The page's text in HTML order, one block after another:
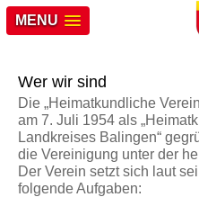
MENU
Wer wir sind
Die „Heimatkundliche
am 7. Juli 1954 als
Landkreises Balingen“
die Vereinigung unter der
Der Verein setzt sich laut
folgende Aufgaben: